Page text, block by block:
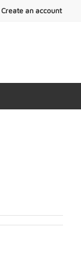
Create an account